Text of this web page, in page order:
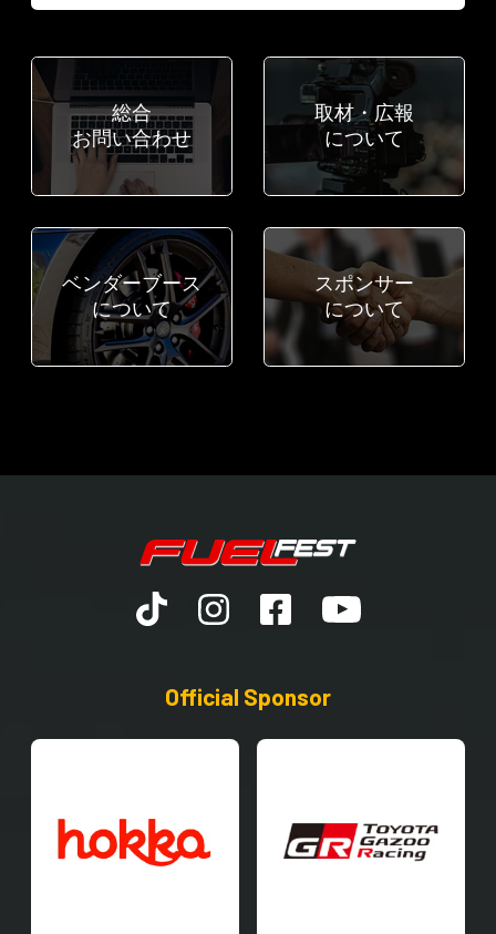
総合
お問い合わせ
取材・広報
について
ベンダーブース
について
スポンサー
について
Official Sponsor